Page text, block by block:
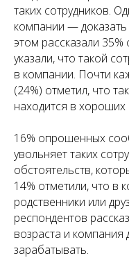
таких сотрудников.
компании — доказать
этом рассказали 35%
указали, что такой
в компании. Почти
(24%) отметил, что
находится в
16% опрошенных
увольняет таких
обстоятельств,
14% отметили, что в
родственники или
респондентов
возраста и компания
зарабатывать.